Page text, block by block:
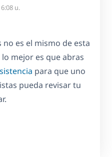
น.
es el mismo de esta
mejor es que abras
para que uno
pueda revisar tu